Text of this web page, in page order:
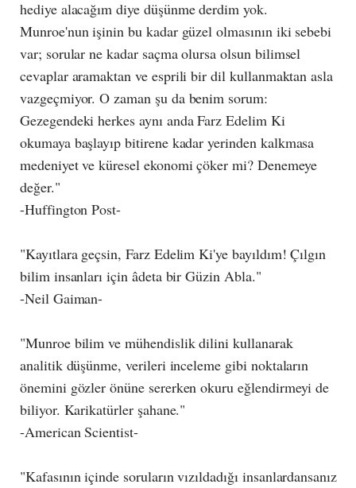
hediye alacağım diye düşünme derdim yok.
Munroe'nun işinin bu kadar güzel olmasının iki sebebi
var; sorular ne kadar saçma olursa olsun bilimsel
cevaplar aramaktan ve esprili bir dil kullanmaktan asla
vazgeçmiyor. O zaman şu da benim sorum:
Gezegendeki herkes aynı anda Farz Edelim Ki
okumaya başlayıp bitirene kadar yerinden kalkmasa
medeniyet ve küresel ekonomi çöker mi? Denemeye
değer."
-Huffington Post-
"Kayıtlara geçsin, Farz Edelim Ki'ye bayıldım! Çılgın
bilim insanları için âdeta bir Güzin Abla."
-Neil Gaiman-
"Munroe bilim ve mühendislik dilini kullanarak
analitik düşünme, verileri inceleme gibi noktaların
önemini gözler önüne sererken okuru eğlendirmeyi de
biliyor. Karikatürler şahane."
-American Scientist-
"Kafasının içinde soruların vızıldadığı insanlardansanız